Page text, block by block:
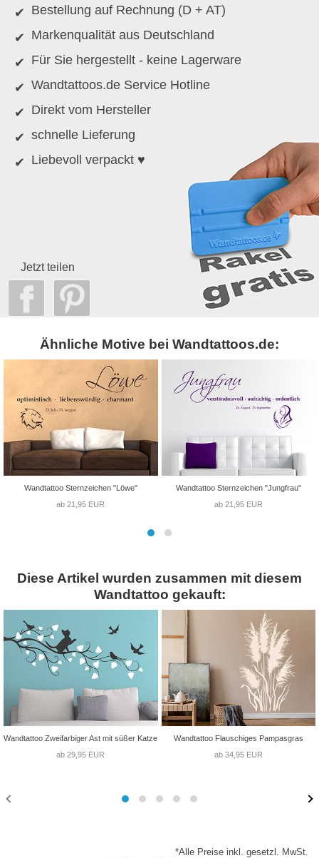
Bestellung auf Rechnung (D + AT)
Markenqualität aus Deutschland
Für Sie hergestellt - keine Lagerware
Wandtattoos.de Service Hotline
Direkt vom Hersteller
schnelle Lieferung
Liebevoll verpackt ♥
Jetzt teilen
Ähnliche Motive bei Wandtattoos.de:
Wandtattoo Sternzeichen "Löwe"
ab 21,95 EUR
Wandtattoo Sternzeichen "Jungfrau"
ab 21,95 EUR
Diese Artikel wurden zusammen mit diesem
Wandtattoo gekauft:
Wandtattoo Zweifarbiger Ast mit süßer Katze
ab 29,95 EUR
Wandtattoo Flauschiges Pampasgras
ab 34,95 EUR
*Alle Preise inkl. gesetzl. MwSt.